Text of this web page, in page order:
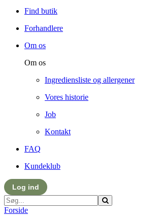
Find butik
Forhandlere
Om os
Om os
Ingrediensliste og allergener
Vores historie
Job
Kontakt
FAQ
Kundeklub
Log ind
Forside